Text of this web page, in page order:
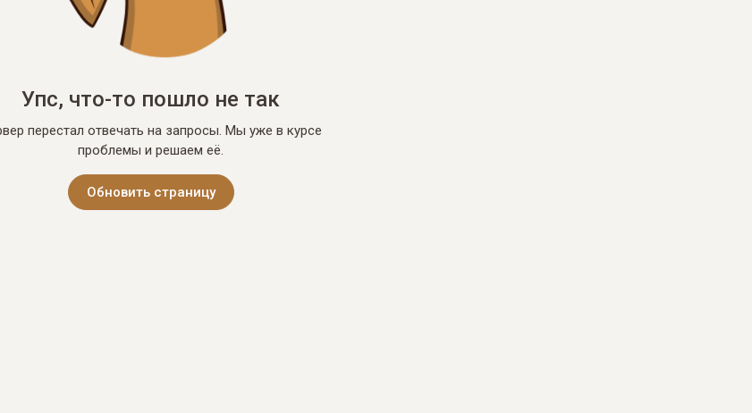
Упс, что-то пошло не так
перестал отвечать на запросы. Мы уже в курсе
проблемы и решаем её.
Обновить страницу